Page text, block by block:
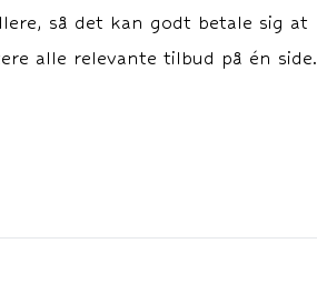
så det kan godt betale sig at
alle relevante tilbud på én side.